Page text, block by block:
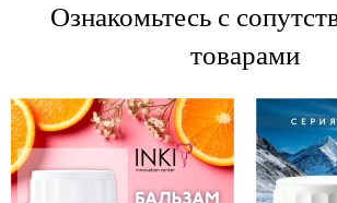
Ознакомьтесь с
товарами